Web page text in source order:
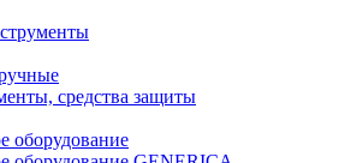
средства защиты
оборудование